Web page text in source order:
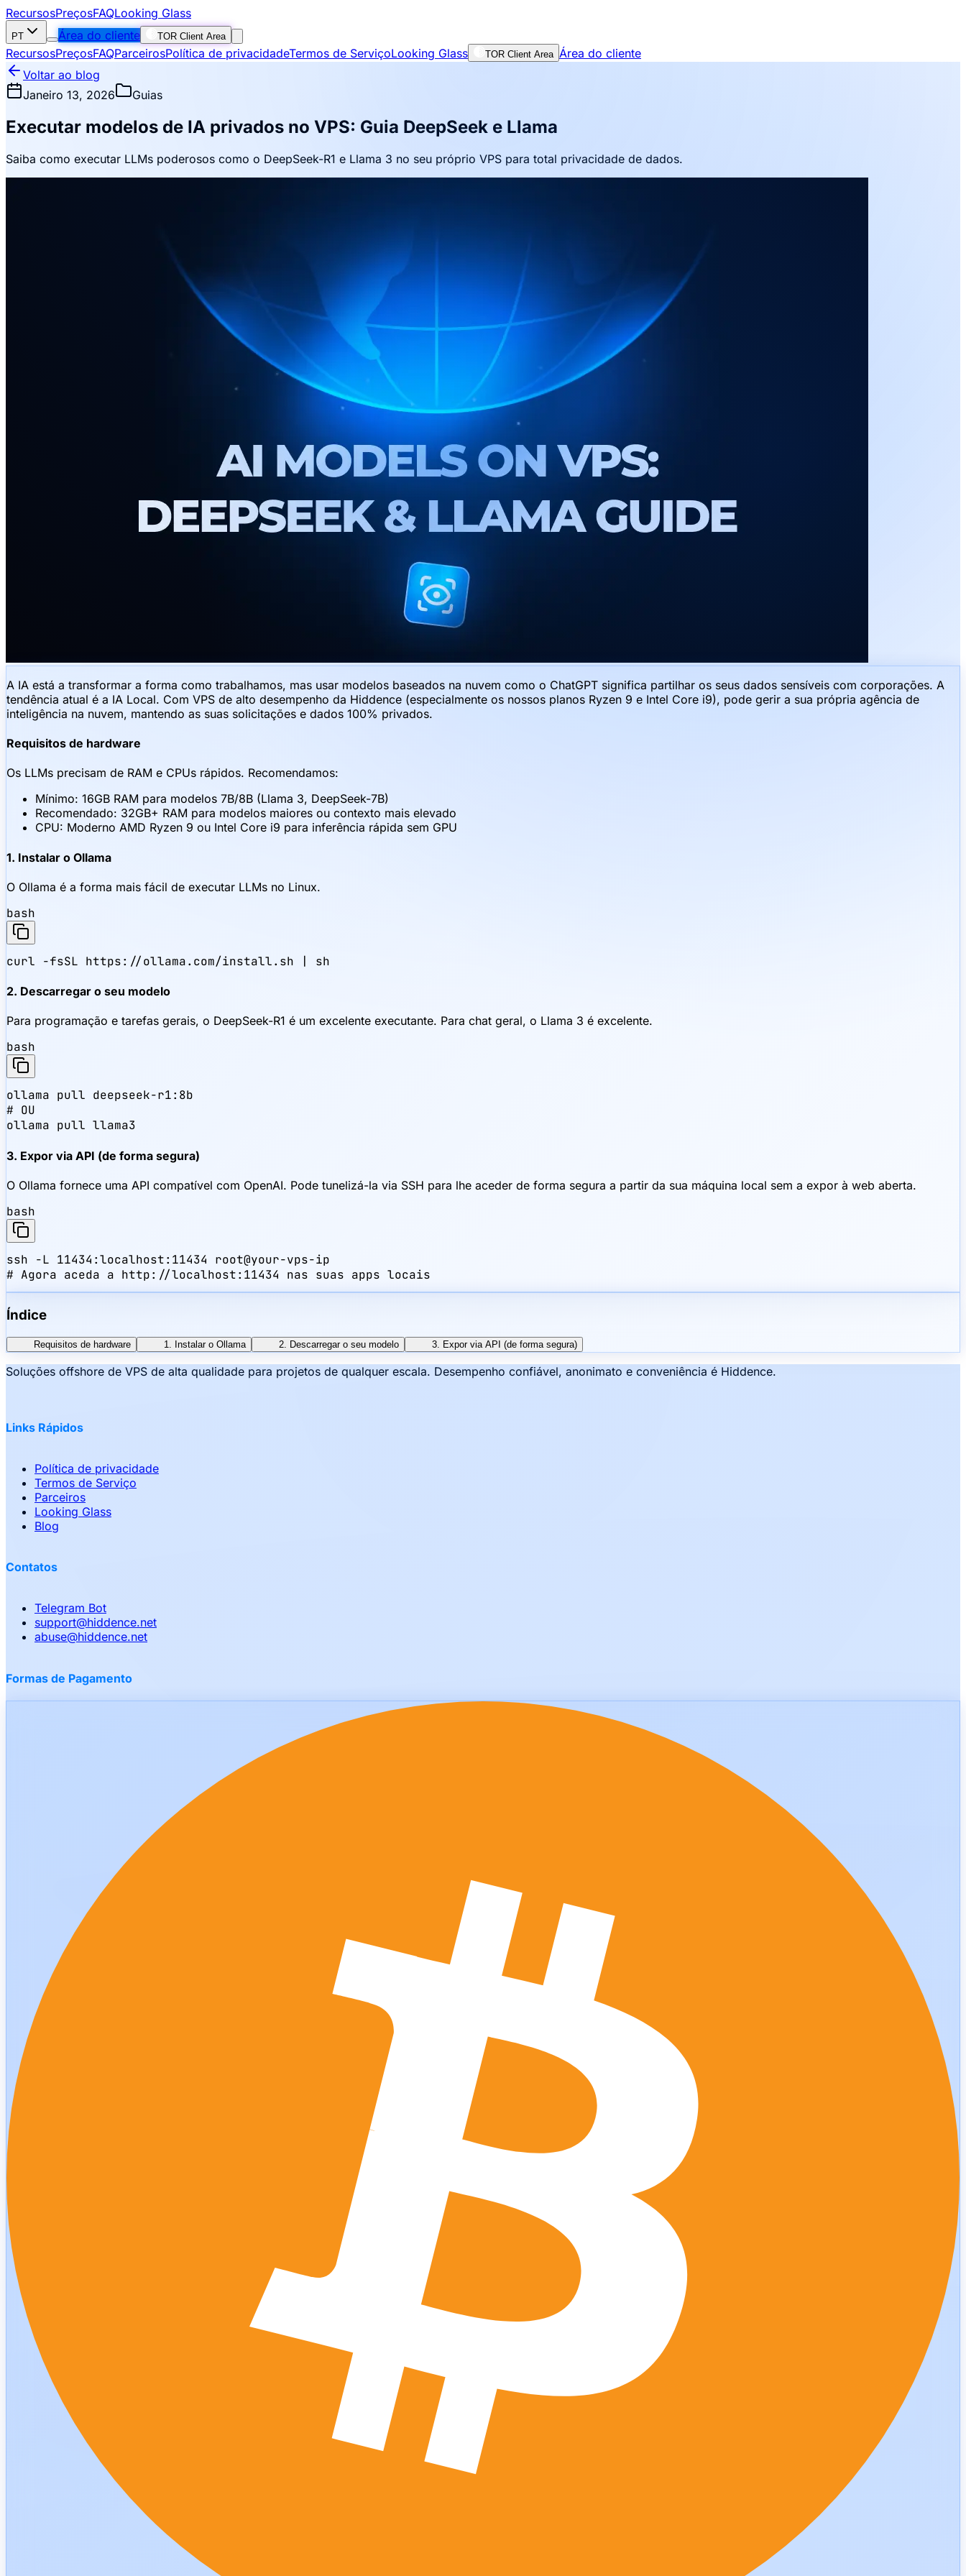
RecursosPreçosFAQLooking Glass
PT Área do cliente TOR Client Area
RecursosPreçosFAQParceirosPolítica de privacidadeTermos de ServiçoLooking Glass TOR Client Area Área do cliente
Voltar ao blog
Janeiro 13, 2026
Guias
Executar modelos de IA privados no VPS: Guia DeepSeek e Llama
Saiba como executar LLMs poderosos como o DeepSeek-R1 e Llama 3 no seu próprio VPS para total privacidade de dados.
A IA está a transformar a forma como trabalhamos, mas usar modelos baseados na nuvem como o ChatGPT significa partilhar os seus dados sensíveis com corporações. A
tendência atual é a IA Local. Com VPS de alto desempenho da Hiddence (especialmente os nossos planos Ryzen 9 e Intel Core i9), pode gerir a sua própria agência de
inteligência na nuvem, mantendo as suas solicitações e dados 100% privados.
Requisitos de hardware
Os LLMs precisam de RAM e CPUs rápidos. Recomendamos:
Mínimo: 16GB RAM para modelos 7B/8B (Llama 3, DeepSeek-7B)
Recomendado: 32GB+ RAM para modelos maiores ou contexto mais elevado
CPU: Moderno AMD Ryzen 9 ou Intel Core i9 para inferência rápida sem GPU
1. Instalar o Ollama
O Ollama é a forma mais fácil de executar LLMs no Linux.
bash
curl -fsSL https://ollama.com/install.sh | sh
2. Descarregar o seu modelo
Para programação e tarefas gerais, o DeepSeek-R1 é um excelente executante. Para chat geral, o Llama 3 é excelente.
bash
ollama pull deepseek-r1:8b
# OU
ollama pull llama3
3. Expor via API (de forma segura)
O Ollama fornece uma API compatível com OpenAI. Pode tunelizá-la via SSH para lhe aceder de forma segura a partir da sua máquina local sem a expor à web aberta.
bash
ssh -L 11434:localhost:11434 root@your-vps-ip
# Agora aceda a http://localhost:11434 nas suas apps locais
Índice
Requisitos de hardware 1. Instalar o Ollama 2. Descarregar o seu modelo 3. Expor via API (de forma segura)
Soluções offshore de VPS de alta qualidade para projetos de qualquer escala. Desempenho confiável, anonimato e conveniência é Hiddence.
Links Rápidos
Política de privacidade
Termos de Serviço
Parceiros
Looking Glass
Blog
Contatos
Telegram Bot
support@hiddence.net
abuse@hiddence.net
Formas de Pagamento